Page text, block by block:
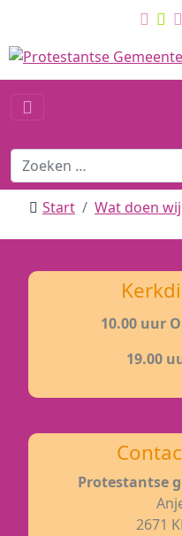
Start Wat doen wij
10.00 uur
19.00
Protestantse
2671